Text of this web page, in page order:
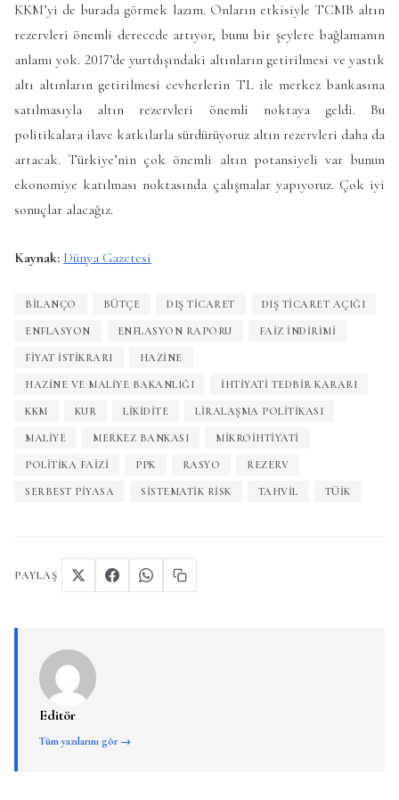
KKM’yi de burada görmek lazım. Onların etkisiyle TCMB altın
rezervleri önemli derecede artıyor, bunu bir şeylere bağlamanın
anlamı yok. 2017’de yurtdışındaki altınların getirilmesi ve yastık
altı altınların getirilmesi cevherlerin TL ile merkez bankasına
satılmasıyla altın rezervleri önemli noktaya geldi. Bu
politikalara ilave katkılarla sürdürüyoruz altın rezervleri daha da
artacak. Türkiye’nin çok önemli altın potansiyeli var bunun
ekonomiye katılması noktasında çalışmalar yapıyoruz. Çok iyi
sonuçlar alacağız.
Kaynak: Dünya Gazetesi
BILANÇO BÜTÇE DIŞ TICARET DIŞ TICARET AÇIĞI
ENFLASYON ENFLASYON RAPORU FAIZ INDIRIMI
FIYAT ISTIKRARI HAZINE
HAZINE VE MALIYE BAKANLIĞI IHTIYATI TEDBIR KARARI
KKM KUR LİKİDİTE LIRALAŞMA POLITIKASI
MALIYE MERKEZ BANKASI MIKROIHTIYATI
POLITIKA FAIZI PPK RASYO REZERV
SERBEST PIYASA SISTEMATIK RISK TAHVIL TÜİK
PAYLAŞ
Editör
Tüm yazılarını gör →